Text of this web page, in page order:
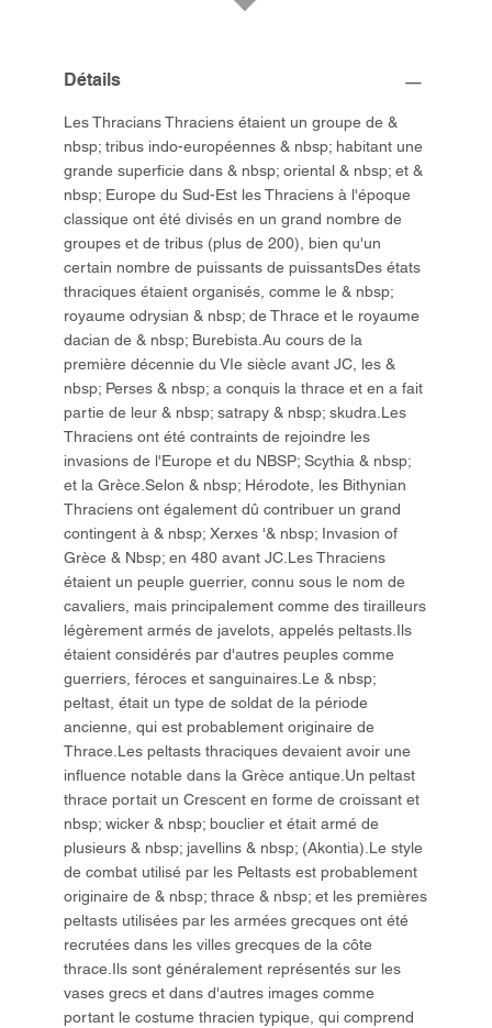
Détails
Les Thracians Thraciens étaient un groupe de &
nbsp; tribus indo-européennes & nbsp; habitant une
grande superficie dans & nbsp; oriental & nbsp; et &
nbsp; Europe du Sud-Est les Thraciens à l'époque
classique ont été divisés en un grand nombre de
groupes et de tribus (plus de 200), bien qu'un
certain nombre de puissants de puissantsDes états
thraciques étaient organisés, comme le & nbsp;
royaume odrysian & nbsp; de Thrace et le royaume
dacian de & nbsp; Burebista.Au cours de la
première décennie du VIe siècle avant JC, les &
nbsp; Perses & nbsp; a conquis la thrace et en a fait
partie de leur & nbsp; satrapy & nbsp; skudra.Les
Thraciens ont été contraints de rejoindre les
invasions de l'Europe et du NBSP; Scythia & nbsp;
et la Grèce.Selon & nbsp; Hérodote, les Bithynian
Thraciens ont également dû contribuer un grand
contingent à & nbsp; Xerxes '& nbsp; Invasion of
Grèce & Nbsp; en 480 avant JC.Les Thraciens
étaient un peuple guerrier, connu sous le nom de
cavaliers, mais principalement comme des tirailleurs
légèrement armés de javelots, appelés peltasts.Ils
étaient considérés par d'autres peuples comme
guerriers, féroces et sanguinaires.Le & nbsp;
peltast, était un type de soldat de la période
ancienne, qui est probablement originaire de
Thrace.Les peltasts thraciques devaient avoir une
influence notable dans la Grèce antique.Un peltast
thrace portait un Crescent en forme de croissant et
nbsp; wicker & nbsp; bouclier et était armé de
plusieurs & nbsp; javellins & nbsp; (Akontia).Le style
de combat utilisé par les Peltasts est probablement
originaire de & nbsp; thrace & nbsp; et les premières
peltasts utilisées par les armées grecques ont été
recrutées dans les villes grecques de la côte
thrace.Ils sont généralement représentés sur les
vases grecs et dans d'autres images comme
portant le costume thracien typique, qui comprend